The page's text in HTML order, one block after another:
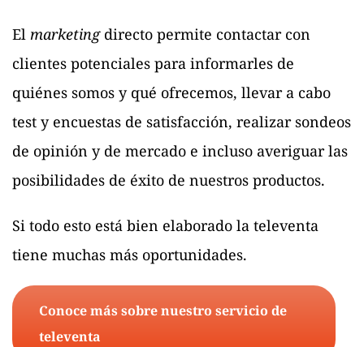
El marketingdirecto permite contactar con
clientes potenciales para informarles de
quiénes somos y qué ofrecemos, llevar a cabo
test y encuestas de satisfacción, realizar sondeos
de opinión y de mercado e incluso averiguar las
posibilidades de éxito de nuestros productos.
Si todo esto está bien elaborado la televenta
tiene muchas más oportunidades.
Conoce más sobre nuestro servicio de
televenta